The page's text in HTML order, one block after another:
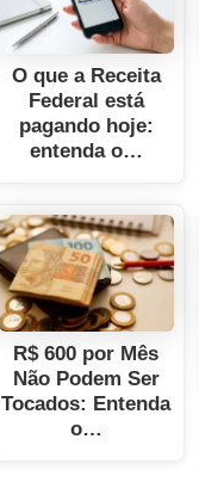
O que a Receita
Federal está
pagando hoje:
entenda o…
R$ 600 por Mês
Não Podem Ser
Tocados: Entenda
o…